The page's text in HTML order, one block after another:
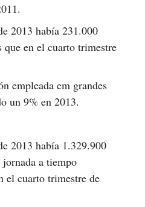
2013 había 231.000
que en el cuarto trimestre
empleada em grandes
un 9% en 2013.
2013 había 1.329.900
jornada a tiempo
el cuarto trimestre de